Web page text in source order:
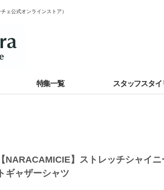
ェ公式オンラインストア）
特集一覧 スタッフスタ
【NARACAMICIE】ストレッチシャイ
トギャザーシャツ